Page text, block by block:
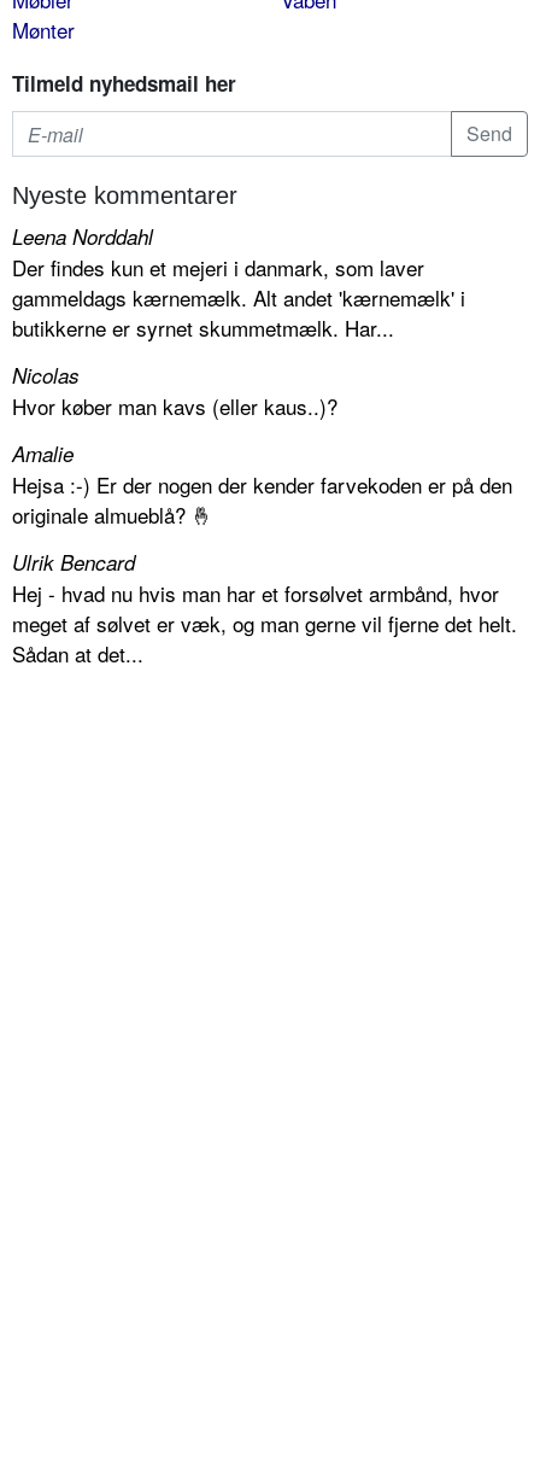
Mønter
Tilmeld nyhedsmail her
Nyeste kommentarer
Leena Norddahl
Der findes kun et mejeri i danmark, som laver
gammeldags kærnemælk. Alt andet 'kærnemælk' i
butikkerne er syrnet skummetmælk. Har...
Nicolas
Hvor køber man kavs (eller kaus..)?
Amalie
Hejsa :-) Er der nogen der kender farvekoden er på den
originale almueblå? 🤞
Ulrik Bencard
Hej - hvad nu hvis man har et forsølvet armbånd, hvor
meget af sølvet er væk, og man gerne vil fjerne det helt.
Sådan at det...